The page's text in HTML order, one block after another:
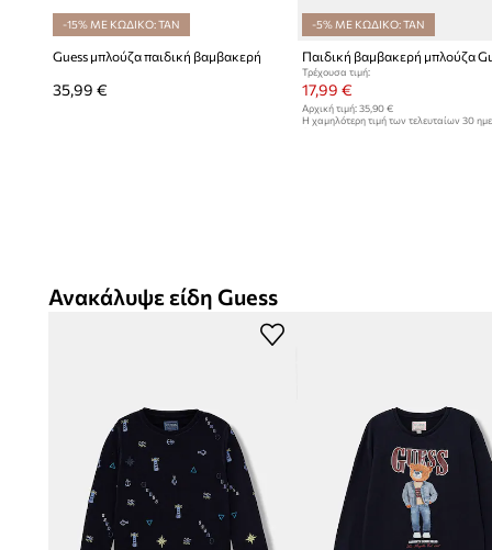
-15% ΜΕ ΚΩΔΙΚΟ: TAN
Guess μπλούζα παιδική βαμβακερή
35,99 €
-5% ΜΕ ΚΩΔΙΚΟ: TAN
Παιδική βαμβακερή μπλούζα
Τρέχουσα τιμή:
17,99 €
Αρχική τιμή:35,90 €
Η χαμηλότερη τιμή των τελευταίων 30
Ανακάλυψε είδη Guess